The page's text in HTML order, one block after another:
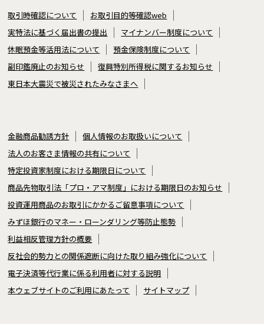
取引時確認について
お取引目的等確認web
実特法に基づく届出書の提出
マイナンバー制度について
休眠預金等活用法について
預金保険制度について
副印鑑廃止のお知らせ
復興特別所得税に関するお知らせ
東日本大震災で被災されたみなさまへ
金融商品勧誘方針
個人情報のお取扱いについて
法人のお客さま情報の共有について
特定投資家制度における期限日について
商品先物取引法「プロ・アマ制度」における期限日のお知らせ
投資運用商品のお取引にかかるご留意事項について
みずほ銀行のマネー・ローンダリング等防止態勢
利益相反管理方針の概要
反社会的勢力との関係遮断に向けた取り組み強化について
電子決済等代行業に係る利用者に対する説明
本ウェブサイトのご利用にあたって
サイトマップ